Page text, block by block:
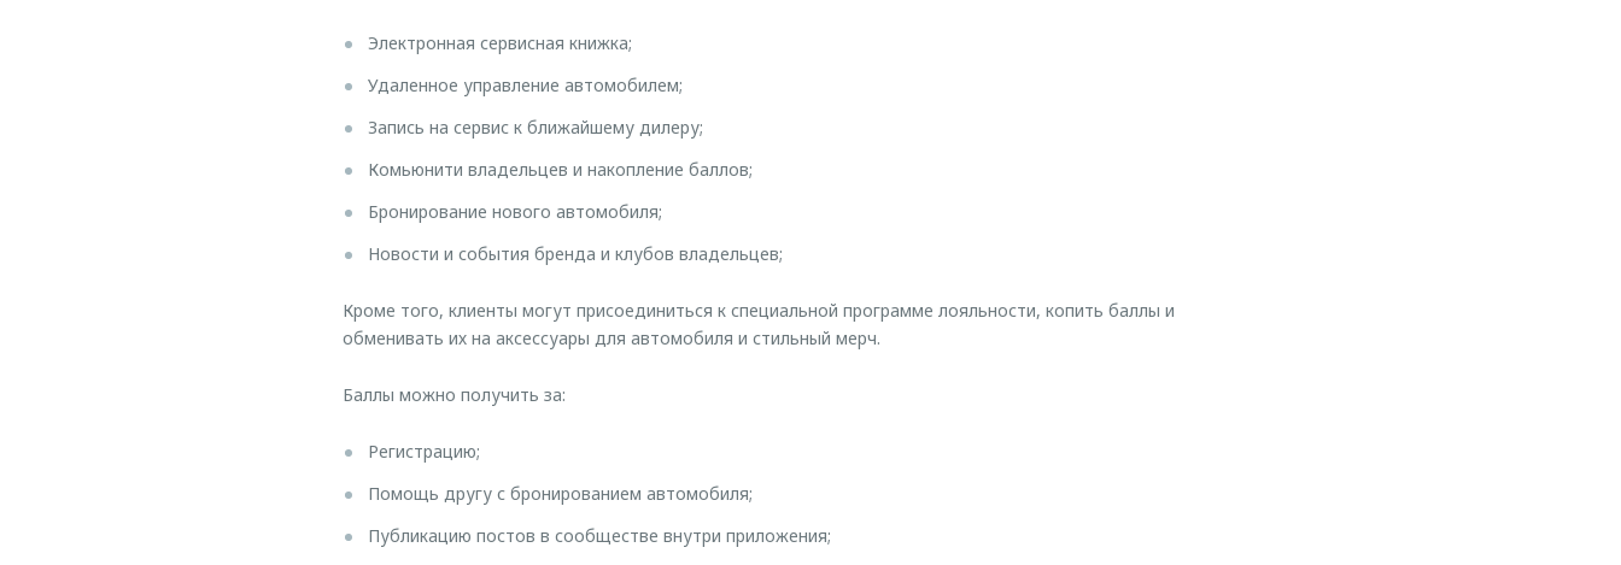
Электронная сервисная книжка;
Удаленное управление автомобилем;
Запись на сервис к ближайшему дилеру;
Комьюнити владельцев и накопление баллов;
Бронирование нового автомобиля;
Новости и события бренда и клубов владельцев;
Кроме того, клиенты могут присоединиться к специальной программе лояльности, копить баллы и
обменивать их на аксессуары для автомобиля и стильный мерч.
Баллы можно получить за:
Регистрацию;
Помощь другу с бронированием автомобиля;
Публикацию постов в сообществе внутри приложения;